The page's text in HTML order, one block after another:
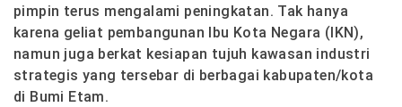
pimpin terus mengalami peningkatan. Tak hanya
karena geliat pembangunan Ibu Kota Negara (IKN),
namun juga berkat kesiapan tujuh kawasan industri
strategis yang tersebar di berbagai kabupaten/kota
di Bumi Etam.